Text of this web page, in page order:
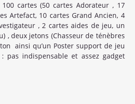
cartes (50 cartes Adorateur , 17
Artefact, 10 cartes Grand Ancien, 4
, 2 cartes aides de jeu, un
, deux jetons (Chasseur de ténèbres
ainsi qu’un Poster support de jeu
pas indispensable et assez gadget